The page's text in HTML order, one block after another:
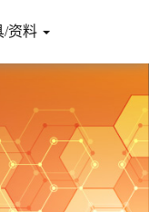
/资料